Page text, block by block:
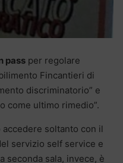
pass per regolare
Fincantieri di
discriminatorio” e
come ultimo rimedio”.
soltanto con il
servizio self service e
seconda sala, invece, è